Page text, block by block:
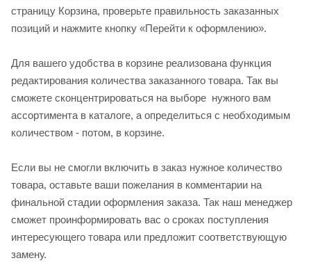
страницу Корзина, проверьте правильность заказанных
позиций и нажмите кнопку «Перейти к оформлению».
Для вашего удобства в корзине реализована функция
редактирования количества заказанного товара. Так вы
сможете сконцентрироваться на выборе нужного вам
ассортимента в каталоге, а определиться с необходимым
количеством - потом, в корзине.
Если вы не смогли включить в заказ нужное количество
товара, оставьте ваши пожелания в комментарии на
финальной стадии оформления заказа. Так наш менеджер
сможет проинформировать вас о сроках поступления
интересующего товара или предложит соответствующую
замену.